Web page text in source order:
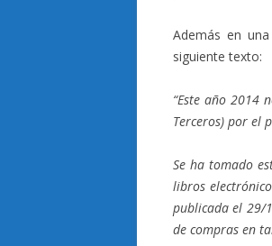
Además en
siguiente texto:
“Este año 2014
Terceros) por el
Se ha tomado
libros
publicada el 29/
de compras en